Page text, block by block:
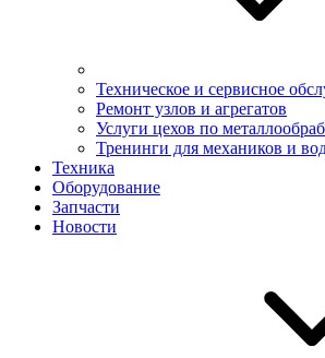
Техническое и сервисное
Ремонт узлов и агрегатов
Услуги цехов по
Тренинги для механиков и
Техника
Оборудование
Запчасти
Новости